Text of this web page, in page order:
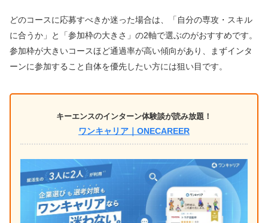
どのコースに応募すべきか迷った場合は、「自分の専攻・スキル
に合うか」と「参加枠の大きさ」の2軸で選ぶのがおすすめです。
参加枠が大きいコースほど通過率が高い傾向があり、まずインタ
ーンに参加すること自体を優先したい方には狙い目です。
キーエンスのインターン体験談が読み放題！
ワンキャリア｜ONECAREER